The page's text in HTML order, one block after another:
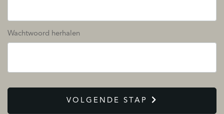
Wachtwoord herhalen
VOLGENDE STAP